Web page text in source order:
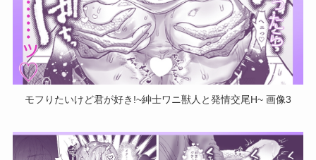
モフりたいけど君が好き!~紳士ワニ獣人と発情交尾H~ 画像3